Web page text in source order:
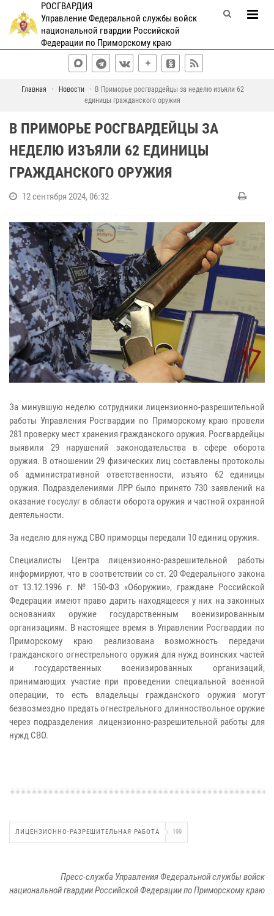
РОСГВАРДИЯ
Управление Федеральной службы войск
национальной гвардии Российской
Федерации по Приморскому краю
Главная Новости
В Приморье росгвардейцы за неделю изъяли 62
единицы гражданского оружия
В ПРИМОРЬЕ РОСГВАРДЕЙЦЫ ЗА
НЕДЕЛЮ ИЗЪЯЛИ 62 ЕДИНИЦЫ
ГРАЖДАНСКОГО ОРУЖИЯ
12 сентября 2024, 06:32
За минувшую неделю сотрудники лицензионно-разрешительной
работы Управления Росгвардии по Приморскому краю провели
281 проверку мест хранения гражданского оружия. Росгвардейцы
выявили 29 нарушений законодательства в сфере оборота
оружия. В отношении 29 физических лиц составлены протоколы
об административной ответственности, изъято 62 единицы
оружия. Подразделениями ЛРР было принято 730 заявлений на
оказание госуслуг в области оборота оружия и частной охранной
деятельности.
За неделю для нужд СВО приморцы передали 10 единиц оружия.
Специалисты Центра лицензионно-разрешительной работы
информируют, что в соответствии со ст. 20 Федерального закона
от 13.12.1996 г. № 150-ФЗ «Оборужии», граждане Российской
Федерации имеют право дарить находящееся у них на законных
основаниях оружие государственным военизированным
организациям. В настоящее время в Управлении Росгвардии по
Приморскому краю реализована возможность передачи
гражданского огнестрельного оружия для нужд воинских частей
и государственных военизированных организаций,
принимающих участие при проведении специальной военной
операции, то есть владельцы гражданского оружия могут
безвозмездно предать огнестрельного длинноствольное оружие
через подразделения лицензионно-разрешительной работы для
нужд СВО.
ЛИЦЕНЗИОННО-РАЗРЕШИТЕЛЬНАЯ РАБОТА 199
Пресс-служба Управления Федеральной службы войск
национальной гвардии Российской Федерации по Приморскому краю